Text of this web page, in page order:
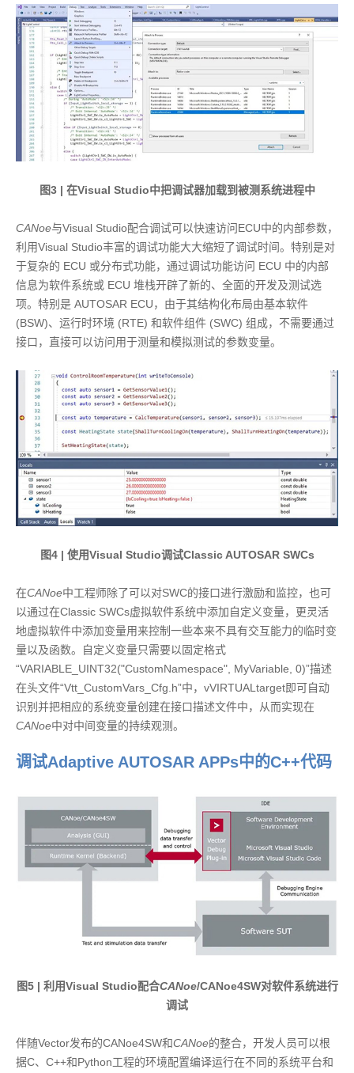
图3 | 在Visual Studio中把调试器加载到被测系统进程中
CANoe与Visual Studio配合调试可以快速访问ECU中的内部参数，
利用Visual Studio丰富的调试功能大大缩短了调试时间。特别是对
于复杂的 ECU 或分布式功能，通过调试功能访问 ECU 中的内部
信息为软件系统或 ECU 堆栈开辟了新的、全面的开发及测试选
项。特别是 AUTOSAR ECU，由于其结构化布局由基本软件
(BSW)、运行时环境 (RTE) 和软件组件 (SWC) 组成，不需要通过
接口，直接可以访问用于测量和模拟测试的参数变量。
图4 | 使用Visual Studio调试Classic AUTOSAR SWCs
在CANoe中工程师除了可以对SWC的接口进行激励和监控，也可
以通过在Classic SWCs虚拟软件系统中添加自定义变量，更灵活
地虚拟软件中添加变量用来控制一些本来不具有交互能力的临时变
量以及函数。自定义变量只需要以固定格式
“VARIABLE_UINT32("CustomNamespace", MyVariable, 0)”描述
在头文件“Vtt_CustomVars_Cfg.h”中，vVIRTUALtarget即可自动
识别并把相应的系统变量创建在接口描述文件中，从而实现在
CANoe中对中间变量的持续观测。
调试Adaptive AUTOSAR APPs中的C++代码
图5 | 利用Visual Studio配合CANoe/CANoe4SW对软件系统进行
调试
伴随Vector发布的CANoe4SW和CANoe的整合，开发人员可以根
据C、C++和Python工程的环境配置编译运行在不同的系统平台和